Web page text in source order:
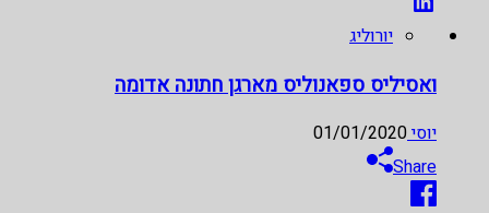
יורוליג
ואסיליס ספאנוליס מארגן חתונה אדומה
יוסי01/01/2020
Share